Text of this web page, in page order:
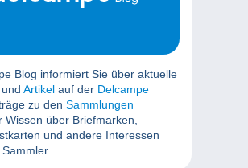
Blog informiert Sie über aktuelle
und Artikel auf der Delcampe
zu den Sammlungen
Wissen über Briefmarken,
und andere Interessen